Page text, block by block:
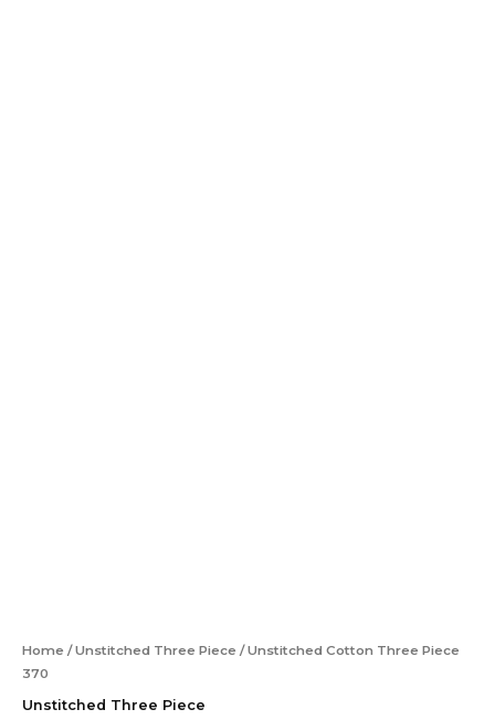
Home /Unstitched Three Piece / Unstitched Cotton Three Piece
370
Unstitched Three Piece